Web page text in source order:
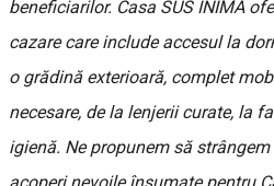
beneficiarilor. Casa SUS INIMA
cazare care include accesul la
o grădină exterioară, complet
necesare, de la lenjerii curate, la
igienă. Ne propunem să